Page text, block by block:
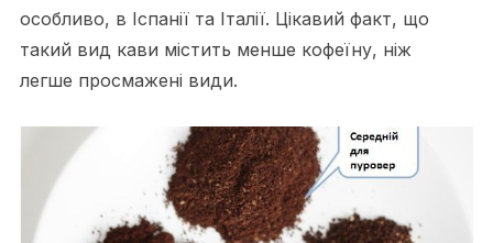
особливо, в Іспанії та Італії. Цікавий факт, що
такий вид кави містить менше кофеїну, ніж
легше просмажені види.